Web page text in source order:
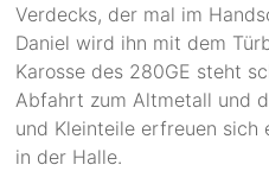
Verdecks, der mal im
Daniel wird ihn mit dem
Karosse des 280GE steht
Abfahrt zum Altmetall und
und Kleinteile erfreuen sich
in der Halle.